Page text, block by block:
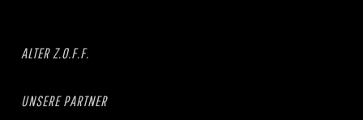
ALTER Z.O.F.F.
UNSERE PARTNER